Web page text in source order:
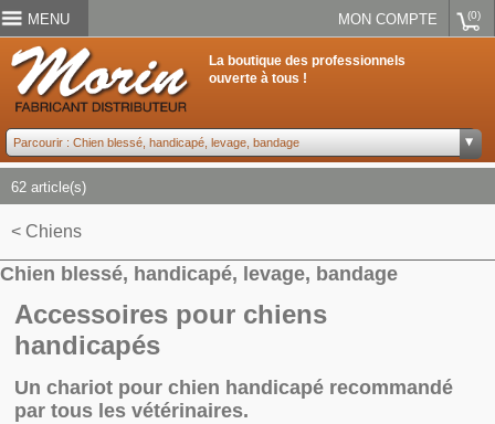
MENU (0)
MON COMPTE
La boutique des professionnels
ouverte à tous !
62 article(s)
< Chiens
Chien blessé, handicapé, levage, bandage
Accessoires pour chiens
handicapés
Un chariot pour chien handicapé recommandé
par tous les vétérinaires.